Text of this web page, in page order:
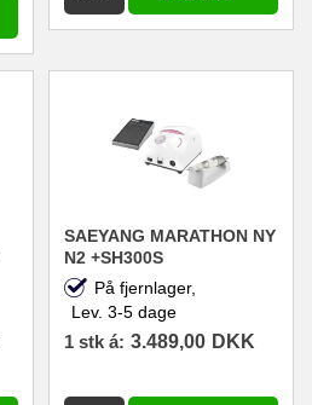
SAEYANG MARATHON NY
N2 +SH300S
NEGLEFRÆSER
30.000RPM 40W HVID
På fjernlager,
Lev. 3-5 dage
1 stk á: 3.489,00 DKK